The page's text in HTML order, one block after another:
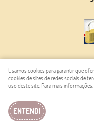
LOJA VIRTUAL
Usamos cookies para garantir que
cookies de sites de redes sociais de
uso deste site. Para mais
ENTENDI